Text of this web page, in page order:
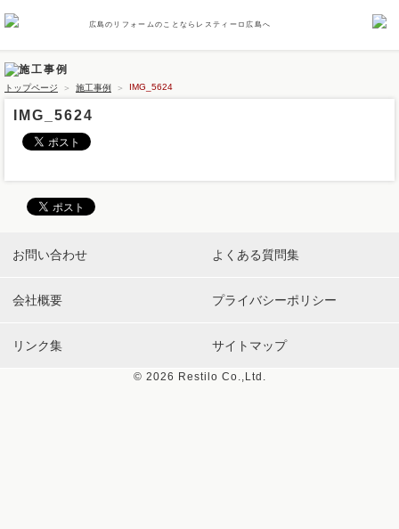
広島のリフォームのことならレスティーロ広島へ
トップページ ＞ 施工事例 ＞ IMG_5624
IMG_5624
お問い合わせ よくある質問集
会社概要 プライバシーポリシー
リンク集 サイトマップ
© 2026 Restilo Co.,Ltd.